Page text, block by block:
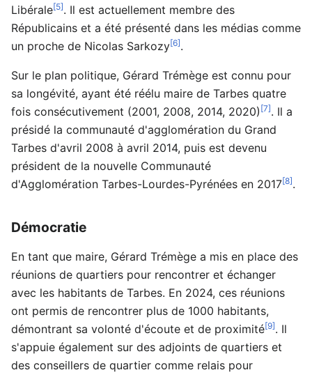
Libérale[5]. Il est actuellement membre des
Républicains et a été présenté dans les médias comme
un proche de Nicolas Sarkozy[6].
Sur le plan politique, Gérard Trémège est connu pour
sa longévité, ayant été réélu maire de Tarbes quatre
fois consécutivement (2001, 2008, 2014, 2020) [7]. Il a
présidé la communauté d'agglomération du Grand
Tarbes d'avril 2008 à avril 2014, puis est devenu
président de la nouvelle Communauté
d'Agglomération Tarbes-Lourdes-Pyrénées en 2017[8].
Démocratie
En tant que maire, Gérard Trémège a mis en place des
réunions de quartiers pour rencontrer et échanger
avec les habitants de Tarbes. En 2024, ces réunions
ont permis de rencontrer plus de 1000 habitants,
démontrant sa volonté d'écoute et de proximité[9]. Il
s'appuie également sur des adjoints de quartiers et
des conseillers de quartier comme relais pour